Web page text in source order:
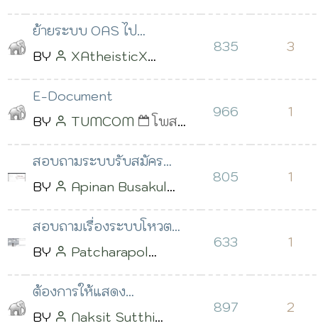
ห้องประชุมไหมครับ
โพสต์เมื่อ 04 เม.ย. 2566
ย้ายระบบ OAS ไป
Subdomain ใหม่แล้วขึัน
User + Password ผิดครับ
BY
XAtheisticX
โพสต์เมื่อ 08 พ.ค. 2566
835 3
E-Document
BY
TUMCOM
โพสต์
เมื่อ 26 เม.ย. 2566 เวลา
966 1
สอบถามระบบรับสมัคร
นักศึกษาครับ พอมีวิธีจำ
เกรดเฉลี่ยตอนสมัครไหมคร
BY
Apinan Busakul
โพสต์เมื่อ 03 เม.ย. 2566
805 1
สอบถามเรื่องระบบโหวต
ครับ ต้องการใส่เลขอะไรก็ได้
ที่ไม่ใช่เบอร์โทร
BY
Patcharapol
Boonrawd
โพสต์เมื่อ 24
633 1
ต้องการให้แสดง
DashBoard หลังจาก Login
BY
Naksit Sutthi
897 2